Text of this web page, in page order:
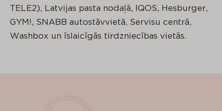
TELE2), Latvijas pasta nodaļā, IQOS, Hesburger,
GYM!, SNABB autostāvvietā, Servisu centrā,
Washbox un īslaicīgās tirdzniecības vietās.